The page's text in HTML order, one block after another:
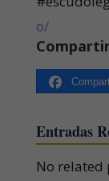
o/
Entradas
No related